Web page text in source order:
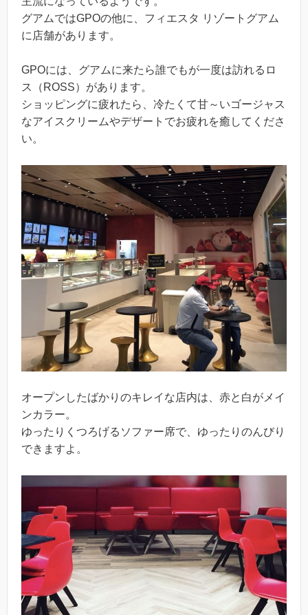
グアムではGPOの他に、フィエスタ リゾートグアム
に店舗があります。
GPOには、グアムに来たら誰でもが一度は訪れるロ
ス（ROSS）があります。
ショッピングに疲れたら、冷たくて甘～いゴージャス
なアイスクリームやデザートでお疲れを癒してくださ
い。
オープンしたばかりのキレイな店内は、赤と白がメイ
ンカラー。
ゆったりくつろげるソファー席で、ゆったりのんびり
できますよ。